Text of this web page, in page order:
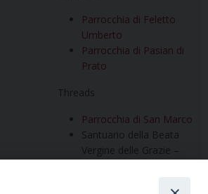
Parrocchia di Feletto
Umberto
Parrocchia di Pasian di
Prato
Threads
Parrocchia di San Marco
Santuario della Beata
Vergine delle Grazie –